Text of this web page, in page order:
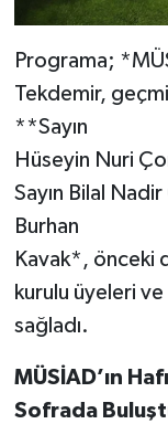
Programa;
Tekdemir,
**Sayın
Hüseyin Nuri
Sayın Bilal Nadir
Burhan
Kavak*, önceki
kurulu üyeleri ve
sağladı.
MÜSİAD’ın
Sofrada